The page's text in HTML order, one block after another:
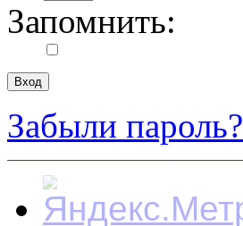
Запомнить:
Забыли пароль?